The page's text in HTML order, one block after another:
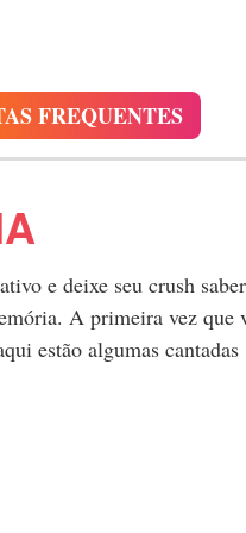
FREQUENTES
e deixe seu crush saber
A primeira vez que
estão algumas cantadas